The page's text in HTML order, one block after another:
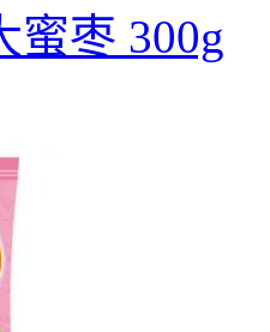
蜜枣 300g